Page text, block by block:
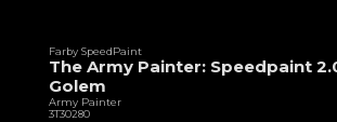
Farby SpeedPaint
The Army Painter: Speedpaint
Golem
Army Painter
3T30280